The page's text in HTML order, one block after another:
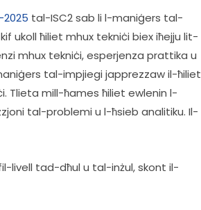
tal-ISC2 sab li l-maniġers tal-
ukoll ħiliet mhux tekniċi biex iħejju lit-
mhux tekniċi, esperjenza prattika u
tal-impjiegi japprezzaw il-ħiliet
Tlieta mill-ħames ħiliet ewlenin l-
tal-problemi u l-ħsieb analitiku. Il-